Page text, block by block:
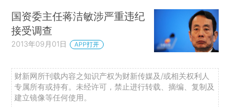
国资委主任蒋洁敏涉严重违纪
接受调查
2013年09月01日 APP打开
财新网所刊载内容之知识产权为财新传媒及/或相关权利人
专属所有或持有。未经许可，禁止进行转载、摘编、复制及
建立镜像等任何使用。